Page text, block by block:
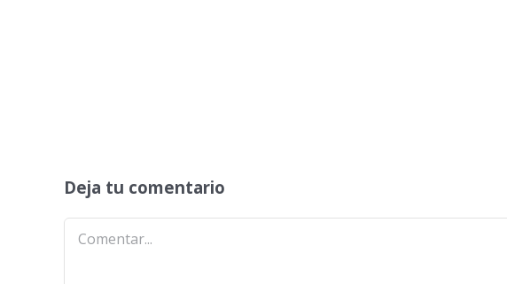
Deja tu comentario
Comentar